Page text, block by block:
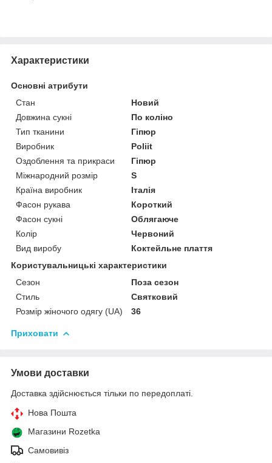
Характеристики
Основні атрибути
Стан
Новий
Довжина сукні
По коліно
Тип тканини
Гіпюр
Виробник
Poliit
Оздоблення та прикраси
Гіпюр
Міжнародний розмір
S
Країна виробник
Італія
Фасон рукава
Короткий
Фасон сукні
Облягаюче
Колір
Червоний
Вид виробу
Коктейльне плаття
Користувальницькі характеристики
Сезон
Поза сезон
Стиль
Святковий
Розмір жіночого одягу (UA)
36
Приховати
Умови доставки
Доставка здійснюється тільки по передоплаті.
Нова Пошта
Магазини Rozetka
Самовивіз